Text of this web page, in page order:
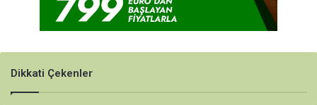
Dikkati Çekenler